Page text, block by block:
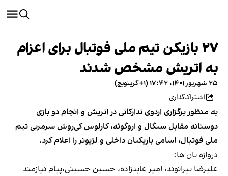
۲۷ بازیکن تیم ملی فوتبال برای اعزام
به اتریش مشخص شدند
۲۵ شهریور ۱۴۰۱، ۱۷:۴۲ (‎+۱ گرینویچ)
اشتراک‌گذاری
به منظور برگزاری اردوی تدارکاتی در اتریش و انجام دو بازی
دوستانه مقابل سنگال و اروگوئه، کارلوس کی‌روش سرمربی تیم
ملی فوتبال، اسامی بازیکنان داخلی و لژیونر را اعلام کرد.
دروازه بان ها:
علیرضا بیرانوند، امیر عابدزاده، حسین حسینی،پیام نیازمند